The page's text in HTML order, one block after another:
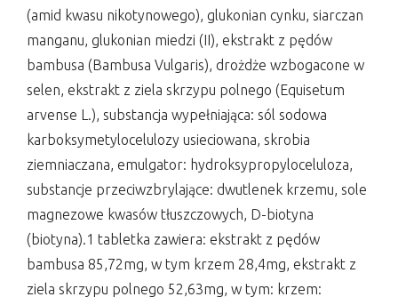
(amid kwasu nikotynowego), glukonian cynku, siarczan
manganu, glukonian miedzi (II), ekstrakt z pędów
bambusa (Bambusa Vulgaris), drożdże wzbogacone w
selen, ekstrakt z ziela skrzypu polnego (Equisetum
arvense L.), substancja wypełniająca: sól sodowa
karboksymetylocelulozy usieciowana, skrobia
ziemniaczana, emulgator: hydroksypropyloceluloza,
substancje przeciwzbrylające: dwutlenek krzemu, sole
magnezowe kwasów tłuszczowych, D-biotyna
(biotyna).1 tabletka zawiera: ekstrakt z pędów
bambusa 85,72mg, w tym krzem 28,4mg, ekstrakt z
ziela skrzypu polnego 52,63mg, w tym: krzem: